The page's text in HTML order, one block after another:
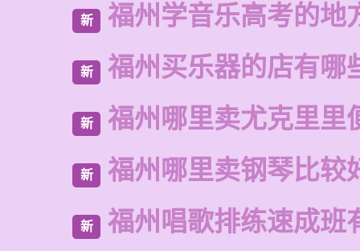
新 福州学音乐高考的地
新 福州买乐器的店有哪
新 福州哪里卖尤克里里
新 福州哪里卖钢琴比较
新 福州唱歌排练速成班